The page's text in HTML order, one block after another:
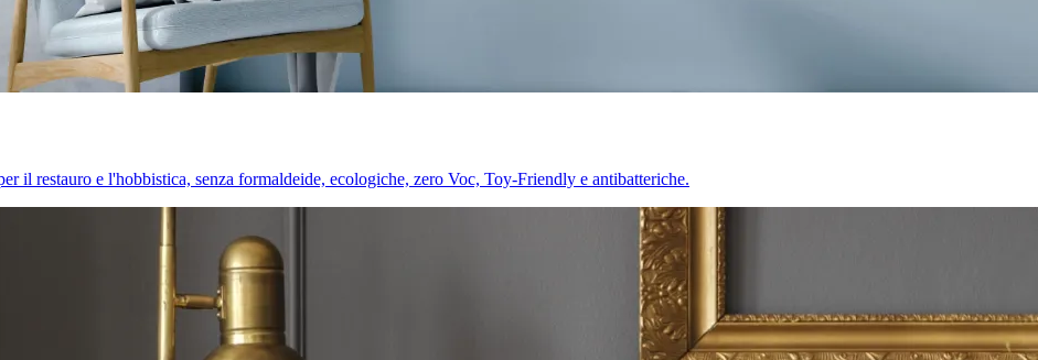
il restauro e l'hobbistica, senza formaldeide, ecologiche, zero Voc, Toy-Friendly e antibatteriche.